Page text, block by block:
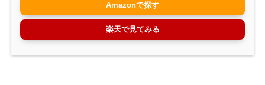
Amazonで探す
楽天で見てみる